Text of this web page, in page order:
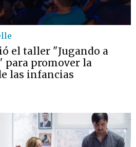
el taller "Jugando a
para promover la
las infancias